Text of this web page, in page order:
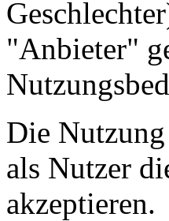
"Anbieter"
Die
als Nutzer
akzeptieren.